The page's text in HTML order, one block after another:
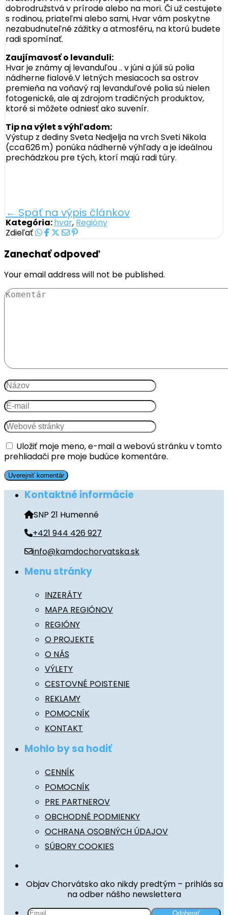
dobrodružstvá v prírode alebo na mori. Či už cestujete
s rodinou, priateľmi alebo sami, Hvar vám poskytne
nezabudnuteľné zážitky a atmosféru, na ktorú budete
radi spomínať.
Zaujímavosť o levanduli:
Hvar je známy aj levanduľou .. v júni a júli sú polia
nádherne fialové.V letných mesiacoch sa ostrov
premieňa na voňavý raj levanduľové polia sú nielen
fotogenické, ale aj zdrojom tradičných produktov,
ktoré si môžete odniesť ako suvenír.
Tip na výlet s výhľadom:
Výstup z dediny Sveta Nedjelja na vrch Sveti Nikola
(cca 626 m) ponúka nádherné výhľady a je ideálnou
prechádzkou pre tých, ktorí majú radi túry.
← Späť na výpis článkov
Kategória:hvar,Regióny
Zdieľať
Zanechať odpoveď
Your email address will not be published.
Uložiť moje meno, e-mail a webovú stránku v tomto
prehliadači pre moje budúce komentáre.
Kontaktné informácie
SNP 21 Humenné
+421 944 426 927
info@kamdochorvatska.sk
Menu stránky
INZERÁTY
MAPA REGIÓNOV
REGIÓNY
O PROJEKTE
O NÁS
VÝLETY
CESTOVNÉ POISTENIE
REKLAMY
POMOCNÍK
KONTAKT
Mohlo by sa hodiť
CENNÍK
POMOCNÍK
PRE PARTNEROV
OBCHODNÉ PODMIENKY
OCHRANA OSOBNÝCH ÚDAJOV
SÚBORY COOKIES
Objav Chorvátsko ako nikdy predtým – prihlás sa
na odber nášho newslettera